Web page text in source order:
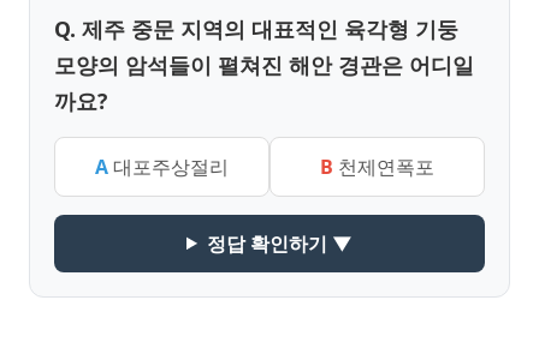
Q. 제주 중문 지역의 대표적인 육각형 기둥
모양의 암석들이 펼쳐진 해안 경관은 어디일
까요?
A대포주상절리 B 천제연폭포
정답 확인하기 ▼